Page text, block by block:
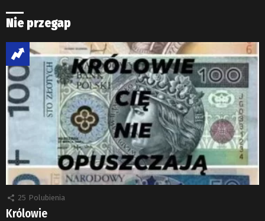
Nie przegap
25 Polubienia
Królowie